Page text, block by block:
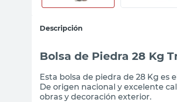
Descripción
Bolsa de Piedra 28 Kg
Esta bolsa de piedra de 28 Kg
De origen nacional y excelente
obras y decoración exterior.